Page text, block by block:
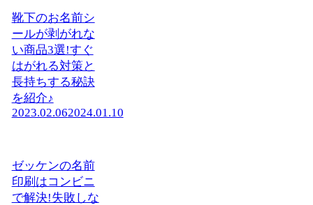
靴下のお名前シ
ールが剥がれな
い商品3選!すぐ
はがれる対策と
長持ちする秘訣
を紹介♪
2023.02.062024.01.10
ゼッケンの名前
印刷はコンビニ
で解決!失敗しな